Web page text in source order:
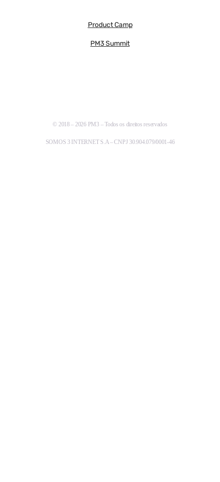
Product Camp
PM3 Summit
© 2018 – 2026 PM3 – Todos os direitos reservados
SOMOS 3 INTERNET S.A – CNPJ 30.904.079/0001-46